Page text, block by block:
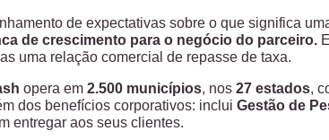
de expectativas sobre o que significa
de crescimento para o negócio do parceiro.
uma relação comercial de repasse de taxa.
opera em 2.500 municípios, nos 27 estados,
dos benefícios corporativos: inclui Gestão de
entregar aos seus clientes.